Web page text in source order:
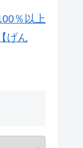
％以上
げん